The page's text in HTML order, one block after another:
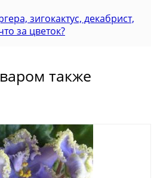
зигокактус, декабрист,
за цветок?
также